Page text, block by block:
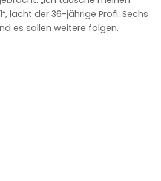
lacht der 36-jährige Profi. Sechs
es sollen weitere folgen.